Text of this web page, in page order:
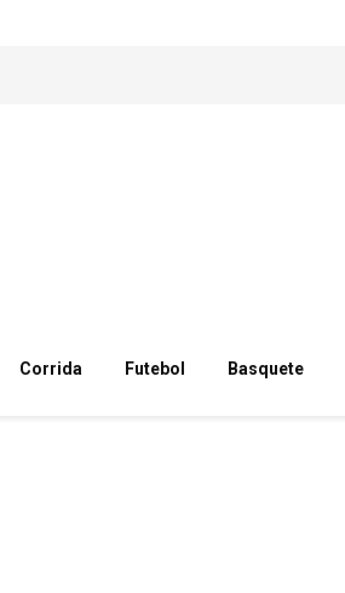
Corrida Futebol Basquete